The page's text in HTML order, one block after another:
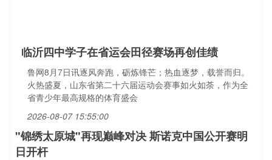
临沂四中学子在省运会田径赛场再创佳绩
鲁网8月7日讯逐风奔跑，砺炼锋芒；热血逐梦，载誉而归。
火热盛夏，山东省第二十六届运动会赛事如火如荼，作为全
省青少年最高规格的体育盛会
2026-08-07 15:55:00
"锦绣太原城"再现巅峰对决 斯诺克中国公开赛明
日开杆